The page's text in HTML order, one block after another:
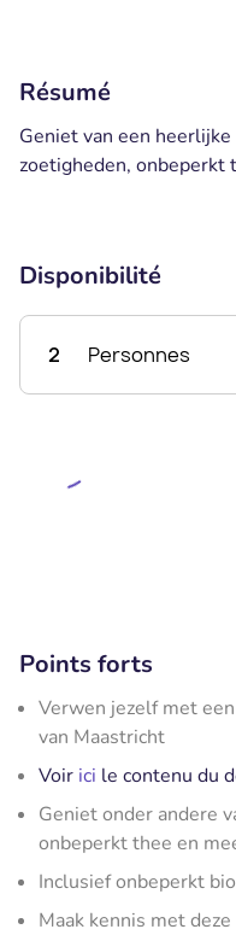
Résumé
Geniet van een
zoetigheden, onbeperkt
Disponibilité
2 Personnes
Points forts
Verwen jezelf met
van Maastricht
Voir ici le contenu du
Geniet onder andere
onbeperkt thee en
Inclusief onbeperkt
Maak kennis met